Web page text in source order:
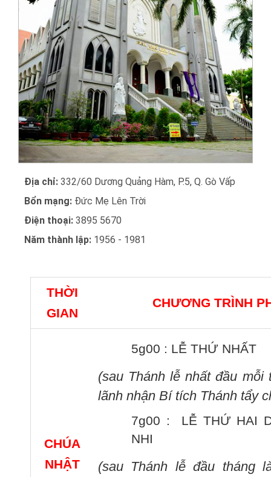
Địa chỉ: 332/60 Dương Quảng Hàm, P.5, Q. Gò Vấp
Bổn mạng: Đức Mẹ Lên Trời
Điện thoại: 3895 5670
Năm thành lập: 1956 - 1981
THỜI
GIAN
CHƯƠNG TRÌNH
CHÚA
NHẬT
5g00 : LỄ THỨ NHẤT
(sau Thánh lễ nhất đầu mỗi
lãnh nhận Bí tích Thánh tẩy
7g00 : LỄ THỨ HAI
NHI
(sau Thánh lễ đầu tháng